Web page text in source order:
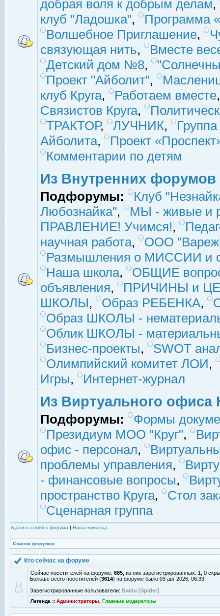
добрая воля к добрым делам,
клуб "Ладошка",
Программа
Волшебное Приглашение,
связующая нить,
Вместе
Детский дом №8,
Проект "Айболит",
клуб Круга, Работаем вместе
Связистов Круга,
ТРАКТОР, ЛУЧНИК,
Айболита,
Проект
Комментарии по детям
Из Внутренних форумов
Подфорумы:
Клуб
Любознайка",
МЫ - живые и
ПРАВЛЕНИЕ! Учимся!,
научная работа,
ООО
Размышления о МИССИИ и
Наша школа,
ОБЩИЕ
объявления,
ПРИЧИНЫ и
ШКОЛЫ, Образ РЕБЕНКА,
Образ ШКОЛЫ -
Облик ШКОЛЫ -
Бизнес-проекты,
SWOT
Олимпийский комитет ЛОИ,
Игры, Интернет-журнал
Из Виртуального офиса
Подфорумы:
Формы
Президиум МОО "Круг",
офис - персонал,
проблемы управления,
- финансовые вопросы,
пространство Круга,
Стол
Сценарная группа
Удалить cookies форума | Наша команда
Список форумов
Кто сейчас на форуме
Сейчас посетителей на форуме: 685 , из них зарегистрированных: 1, 0
Больше всего посетителей (3614) на форуме было 03 авг 2026, 06:33
Зарегистрированные пользователи: Baidu [Spider]
Легенда :: Администраторы Главные модераторы